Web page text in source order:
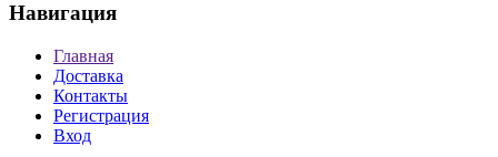
Навигация
Главная
Доставка
Контакты
Регистрация
Вход